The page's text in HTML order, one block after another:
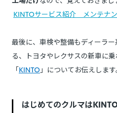
KINTOサービス紹介 メンテナ
最後に、車検や整備もディーラ
る、トヨタやレクサスの新車に
「KINTO 」についてお伝えします
はじめてのクルマは